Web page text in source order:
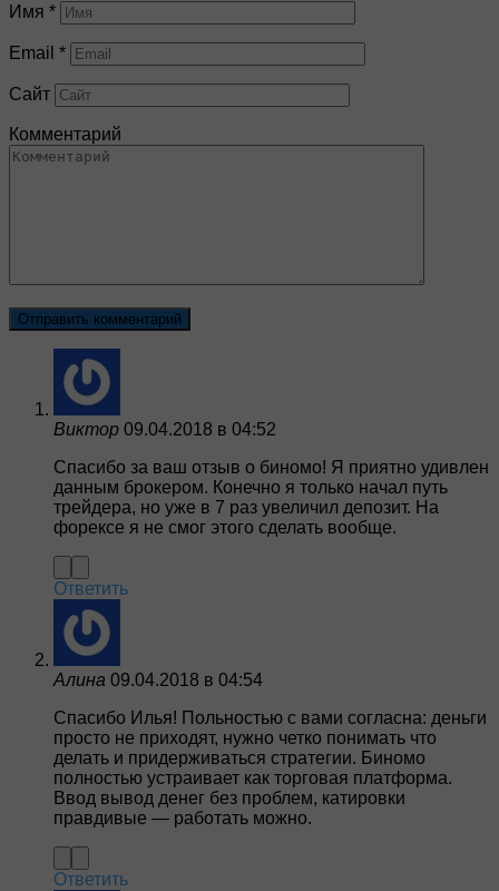
Имя *
Email *
Сайт
Комментарий
Виктор 09.04.2018 в 04:52
Спасибо за ваш отзыв о биномо! Я приятно удивлен
данным брокером. Конечно я только начал путь
трейдера, но уже в 7 раз увеличил депозит. На
форексе я не смог этого сделать вообще.
Ответить
Алина 09.04.2018 в 04:54
Спасибо Илья! Польностью с вами согласна: деньги
просто не приходят, нужно четко понимать что
делать и придерживаться стратегии. Биномо
полностью устраивает как торговая платформа.
Ввод вывод денег без проблем, катировки
правдивые — работать можно.
Ответить